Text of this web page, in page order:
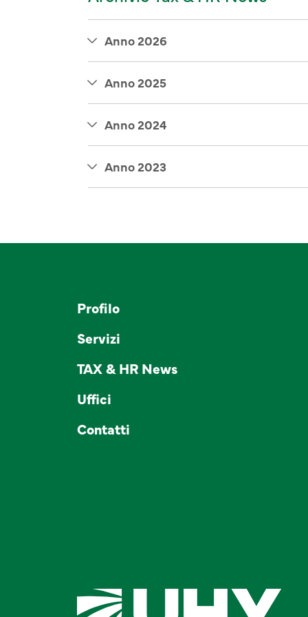
Anno 2026
Anno 2025
Anno 2024
Anno 2023
Profilo
Servizi
TAX & HR News
Uffici
Contatti